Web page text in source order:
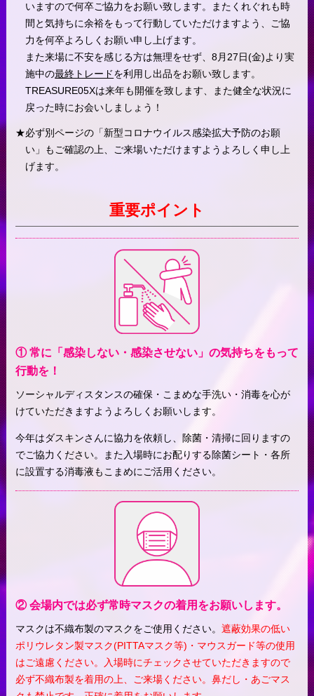
いますので何卒ご協力をお願い致します。またくれぐれも時
間と気持ちに余裕をもって行動していただけますよう、ご協
力を何卒よろしくお願い申し上げます。
また来場に不安を感じる方は無理をせず、8月27日(金)より実
施中の最終トレードを利用し出品をお願い致します。
TREASURE05Xは来年も開催を致します、また健全な状況に
戻った時にお会いしましょう！
必ず別ページの「新型コロナウイルス感染拡大予防のお願
い」もご確認の上、ご来場いただけますようよろしく申し上
げます。
重要ポイント
① 常に「感染しない・感染させない」の気持ちをもって
行動を！
ソーシャルディスタンスの確保・こまめな手洗い・消毒を心が
けていただきますようよろしくお願いします。
今年はダスキンさんに協力を依頼し、除菌・清掃に回りますの
でご協力ください。また入場時にお配りする除菌シート・各所
に設置する消毒液もこまめにご活用ください。
② 会場内では必ず常時マスクの着用をお願いします。
マスクは不織布製のマスクをご使用ください。 遮蔽効果の低い
ポリウレタン製マスク(PITTAマスク等)・マウスガード等の使用
はご遠慮ください。入場時にチェックさせていただきますので
必ず不織布製を着用の上、ご来場ください。鼻だし・あごマス